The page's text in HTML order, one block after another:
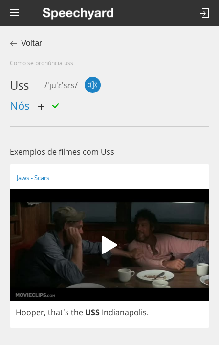
Voltar
Como se pronúncia uss
Uss /'ju'ɛ'sɛs/
nós
Exemplos de filmes com Uss
Jaws - Scars
Hooper, that's the USS Indianapolis.